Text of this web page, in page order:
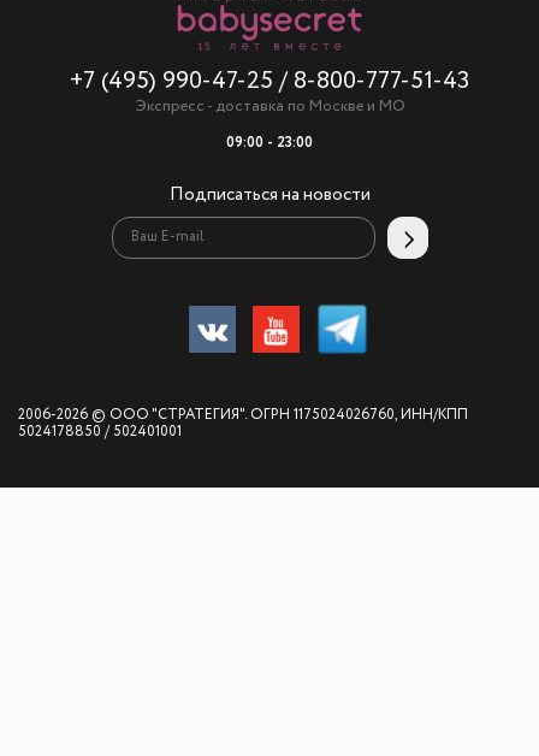
+7 (495) 990-47-25 / 8-800-777-51-43
Экспресс - доставка по Москве и МО
09:00 - 23:00
Подписаться на новости
2006-2026 © ООО "СТРАТЕГИЯ". ОГРН 1175024026760, ИНН/КПП
5024178850 / 502401001